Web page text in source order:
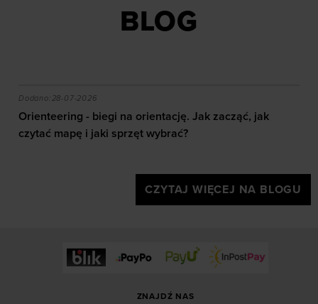
dopasowywania treści oraz udoskonalania rozwiązań
oferowanych przez naszych partnerów (np. sieci
BLOG
efekty daje trening?
Orienteering - biegi na orientację. Jak zacząć, jak
Dodano:28-07-2026
Orienteering - biegi na orientację. Jak zacząć, jak
czytać mapę i jaki sprzęt wybrać?
CZYTAJ WIĘCEJ NA BLOGU
ZNAJDŹ NAS